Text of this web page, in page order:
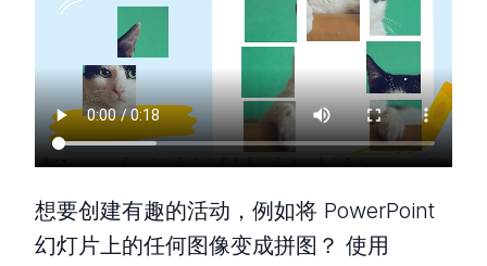
想要创建有趣的活动，例如将 PowerPoint
幻灯片上的任何图像变成拼图？ 使用